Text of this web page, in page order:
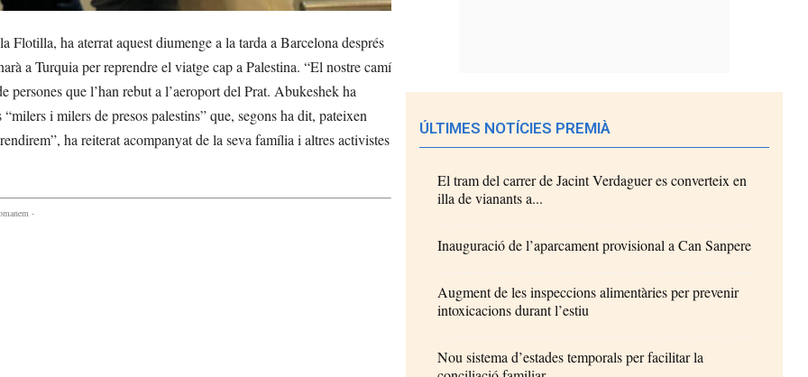
ha aterrat aquest diumenge a la tarda a Barcelona després
a Turquia per reprendre el viatge cap a Palestina. “El nostre camí
persones que l’han rebut a l’aeroport del Prat. Abukeshek ha
i milers de presos palestins” que, segons ha dit, pateixen
ha reiterat acompanyat de la seva família i altres activistes
-
ÚLTIMES NOTÍCIES PREMIÀ
El tram del carrer de Jacint Verdaguer es converteix en
illa de vianants a...
Inauguració de l’aparcament provisional a Can Sanpere
Augment de les inspeccions alimentàries per prevenir
intoxicacions durant l’estiu
Nou sistema d’estades temporals per facilitar la